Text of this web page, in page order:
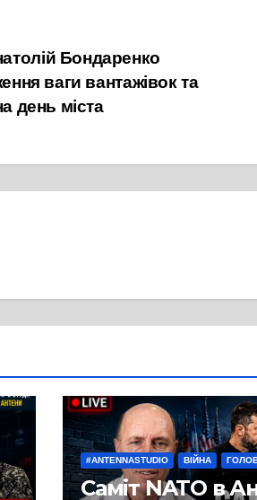
Бондаренко
ваги вантажівок та
день міста
#ANTENNASTUDIO ВІЙНА
Саміт NATO в